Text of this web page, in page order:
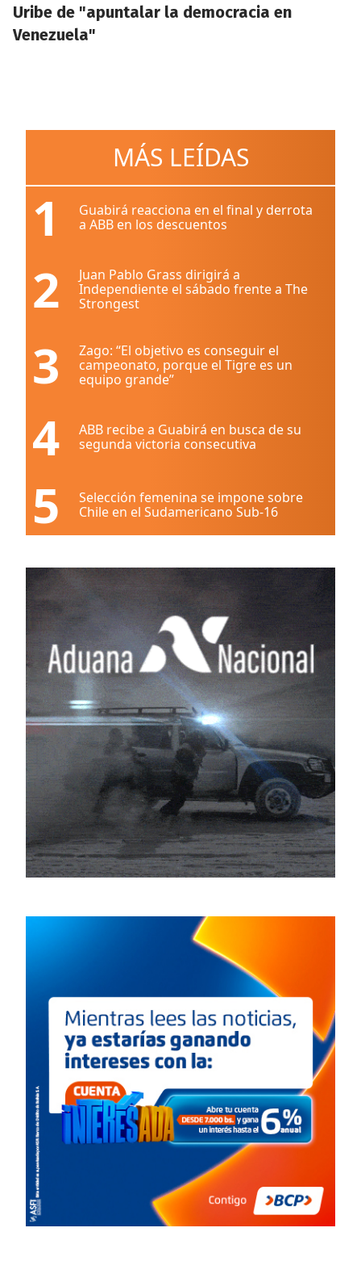
Uribe de "apuntalar la democracia en
Venezuela"
MÁS LEÍDAS
1
Guabirá reacciona en el final y derrota
a ABB en los descuentos
2
Juan Pablo Grass dirigirá a
Independiente el sábado frente a The
Strongest
3
Zago: “El objetivo es conseguir el
campeonato, porque el Tigre es un
equipo grande”
4
ABB recibe a Guabirá en busca de su
segunda victoria consecutiva
5
Selección femenina se impone sobre
Chile en el Sudamericano Sub-16